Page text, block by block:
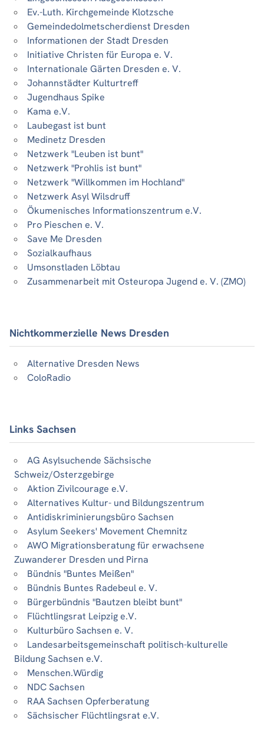
Ev.-Luth. Kirchgemeinde Klotzsche
Gemeindedolmetscherdienst Dresden
Informationen der Stadt Dresden
Initiative Christen für Europa e. V.
Internationale Gärten Dresden e. V.
Johannstädter Kulturtreff
Jugendhaus Spike
Kama e.V.
Laubegast ist bunt
Medinetz Dresden
Netzwerk "Leuben ist bunt"
Netzwerk "Prohlis ist bunt"
Netzwerk "Willkommen im Hochland"
Netzwerk Asyl Wilsdruff
Ökumenisches Informationszentrum e.V.
Pro Pieschen e. V.
Save Me Dresden
Sozialkaufhaus
Umsonstladen Löbtau
Zusammenarbeit mit Osteuropa Jugend e. V. (ZMO)
Nichtkommerzielle News Dresden
Alternative Dresden News
ColoRadio
Links Sachsen
AG Asylsuchende Sächsische
Schweiz/Osterzgebirge
Aktion Zivilcourage e.V.
Alternatives Kultur- und Bildungszentrum
Antidiskriminierungsbüro Sachsen
Asylum Seekers' Movement Chemnitz
AWO Migrationsberatung für erwachsene
Zuwanderer Dresden und Pirna
Bündnis "Buntes Meißen"
Bündnis Buntes Radebeul e. V.
Bürgerbündnis "Bautzen bleibt bunt"
Flüchtlingsrat Leipzig e.V.
Kulturbüro Sachsen e. V.
Landesarbeitsgemeinschaft politisch-kulturelle
Bildung Sachsen e.V.
Menschen.Würdig
NDC Sachsen
RAA Sachsen Opferberatung
Sächsischer Flüchtlingsrat e.V.